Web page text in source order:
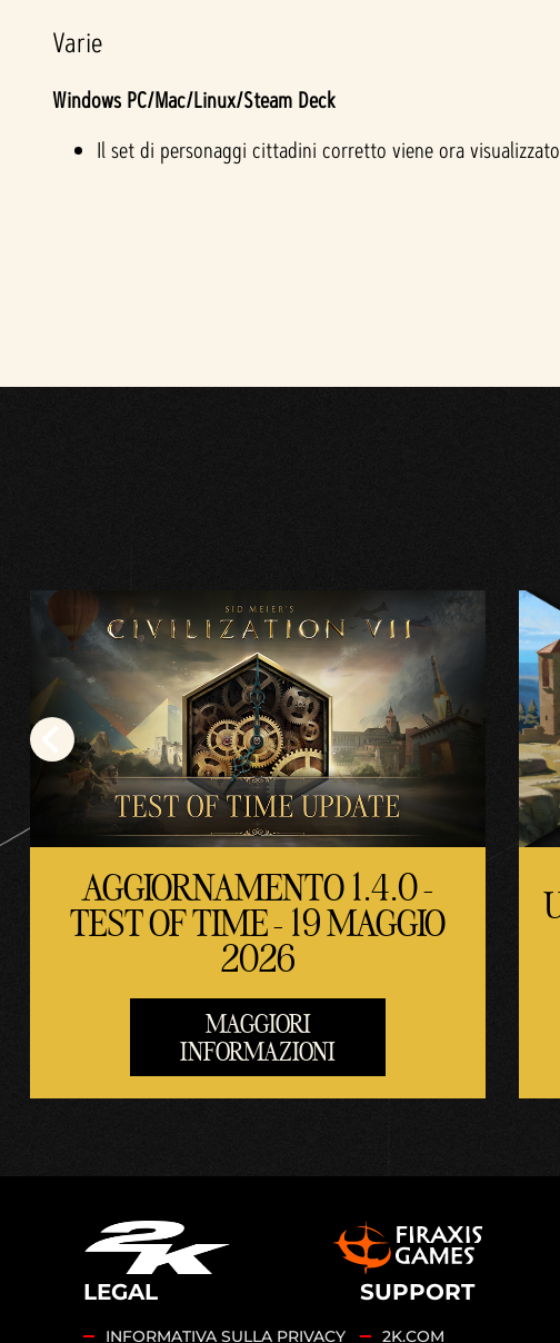
Varie
Windows PC/Mac/Linux/Steam Deck
Il set di personaggi cittadini corretto viene ora
AGGIORNAMENTO 1.4.0 -
TEST OF TIME - 19 MAGGIO
2026
MAGGIORI
INFORMAZIONI
LEGAL
INFORMATIVA SULLA PRIVACY
SUPPORT
2K.COM